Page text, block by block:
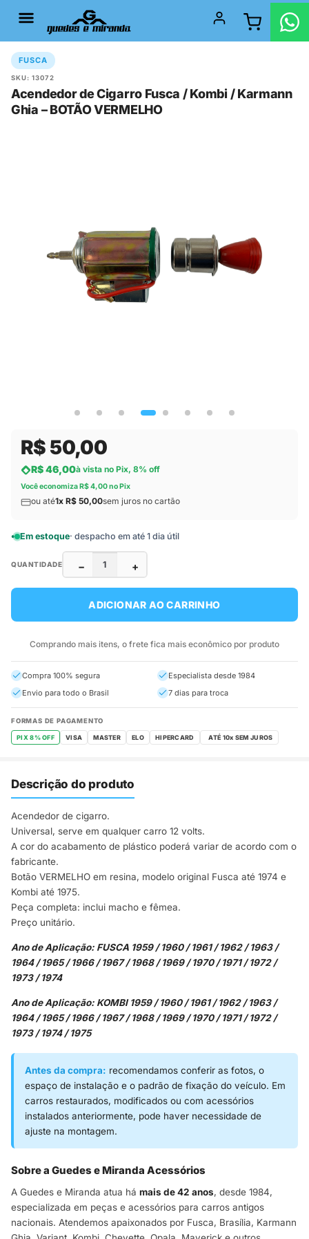
FUSCA
SKU: 13072
Acendedor de Cigarro Fusca / Kombi / Karmann
Ghia – BOTÃO VERMELHO
R$ 50,00
R$ 46,00à vista no Pix, 8% off
Você economiza R$ 4,00 no Pix
ou até1x R$ 50,00sem juros no cartão
Em estoque· despacho em até 1 dia útil
QUANTIDADE − +
ADICIONAR AO CARRINHO
Comprando mais itens, o frete fica mais econômico por produto
Compra 100% segura
Especialista desde 1984
Envio para todo o Brasil
7 dias para troca
FORMAS DE PAGAMENTO
PIX 8% OFF VISA MASTER ELO HIPERCARD
Descrição do produto
Acendedor de cigarro.
Universal, serve em qualquer carro 12 volts.
A cor do acabamento de plástico poderá variar de acordo com o
fabricante.
Botão VERMELHO em resina, modelo original Fusca até 1974 e
Kombi até 1975.
Peça completa: inclui macho e fêmea.
Preço unitário.
Ano de Aplicação: FUSCA 1959 / 1960 / 1961 / 1962 / 1963 /
1964 / 1965 / 1966 / 1967 / 1968 / 1969 / 1970 / 1971 / 1972 /
1973 / 1974
Ano de Aplicação: KOMBI 1959 / 1960 / 1961 / 1962 / 1963 /
1964 / 1965 / 1966 / 1967 / 1968 / 1969 / 1970 / 1971 / 1972 /
1973 / 1974 / 1975
Antes da compra: recomendamos conferir as fotos, o
espaço de instalação e o padrão de fixação do veículo. Em
carros restaurados, modificados ou com acessórios
instalados anteriormente, pode haver necessidade de
ajuste na montagem.
Sobre a Guedes e Miranda Acessórios
A Guedes e Miranda atua há mais de 42 anos, desde 1984,
especializada em peças e acessórios para carros antigos
nacionais. Atendemos apaixonados por Fusca, Brasília, Karmann